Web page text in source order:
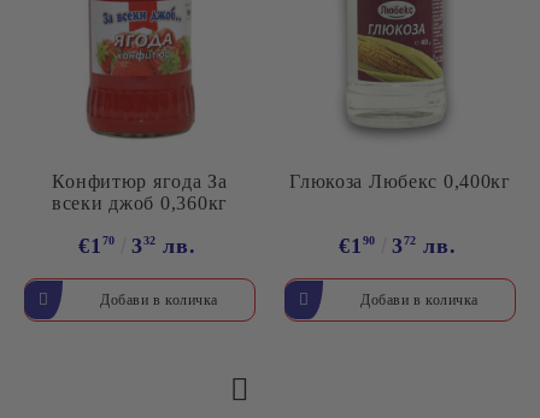
Конфитюр ягода За
всеки джоб 0,360кг
€1 70 332 лв.
Глюкоза Любекс 0,400кг
€1 90 372 лв.